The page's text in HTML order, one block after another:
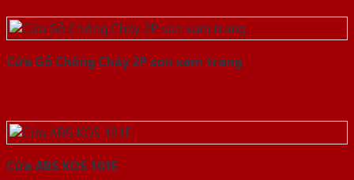
Cửa Gỗ Chống Cháy 2P son xam trang
Cửa ABS KOS 101E